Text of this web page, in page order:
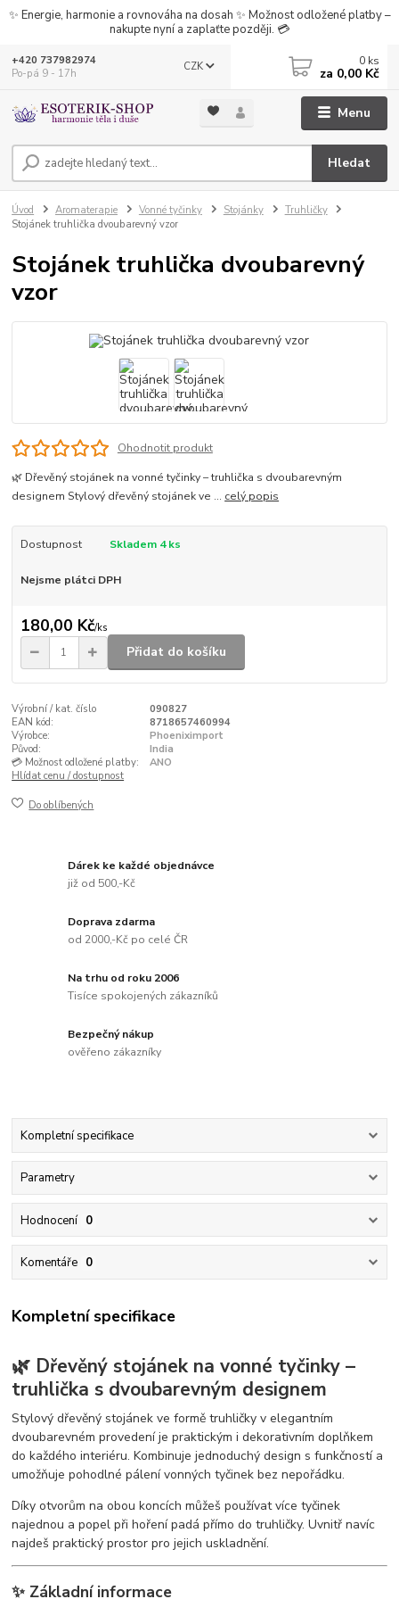
✨ Energie, harmonie a rovnováha na dosah ✨ Možnost odložené platby –
nakupte nyní a zaplaťte později. 💳
Menu
CZK
Hledat
+420 737982974
Po-pá 9 - 17h
0 ks
za 0,00 Kč
Úvod Aromaterapie Vonné tyčinky Stojánky
Truhličky
Stojánek truhlička dvoubarevný vzor
Stojánek truhlička dvoubarevný
vzor
Ohodnotit produkt
🌿 Dřevěný stojánek na vonné tyčinky – truhlička s dvoubarevným
designem Stylový dřevěný stojánek ve ... celý popis
Dostupnost Skladem 4 ks
Nejsme plátci DPH
180,00 Kč/ks
Přidat do košíku
Výrobní / kat. číslo
090827
EAN kód:
8718657460994
Výrobce:
Phoeniximport
Původ:
India
💳 Možnost odložené platby:
ANO
Hlídat cenu / dostupnost
Do oblíbených
Dárek ke každé objednávce
již od 500,-Kč
Doprava zdarma
od 2000,-Kč po celé ČR
Na trhu od roku 2006
Tisíce spokojených zákazníků
Bezpečný nákup
ověřeno zákazníky
Kompletní specifikace
Parametry
Hodnocení 0
Komentáře 0
Kompletní specifikace
🌿 Dřevěný stojánek na vonné tyčinky –
truhlička s dvoubarevným designem
Stylový dřevěný stojánek ve formě truhličky v elegantním
dvoubarevném provedení je praktickým i dekorativním doplňkem
do každého interiéru. Kombinuje jednoduchý design s funkčností a
umožňuje pohodlné pálení vonných tyčinek bez nepořádku.
Díky otvorům na obou koncích můžeš používat více tyčinek
najednou a popel při hoření padá přímo do truhličky. Uvnitř navíc
najdeš praktický prostor pro jejich uskladnění.
✨ Základní informace